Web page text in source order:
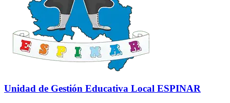
Unidad de Gestión Educativa Local ESPINAR